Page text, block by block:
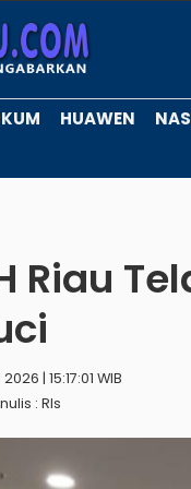
HUAWEN
Riau
| 15:17:01 WIB
: Rls